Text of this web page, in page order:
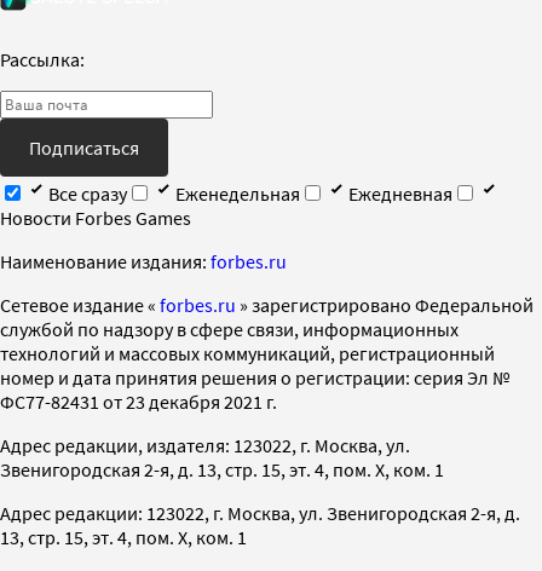
Рассылка:
Подписаться
Все сразу
Еженедельная
Ежедневная
Новости Forbes Games
Наименование издания: forbes.ru
Cетевое издание « forbes.ru » зарегистрировано Федеральной
службой по надзору в сфере связи, информационных
технологий и массовых коммуникаций, регистрационный
номер и дата принятия решения о регистрации: серия Эл №
ФС77-82431 от 23 декабря 2021 г.
Адрес редакции, издателя: 123022, г. Москва, ул.
Звенигородская 2-я, д. 13, стр. 15, эт. 4, пом. X, ком. 1
Адрес редакции: 123022, г. Москва, ул. Звенигородская 2-я, д.
13, стр. 15, эт. 4, пом. X, ком. 1